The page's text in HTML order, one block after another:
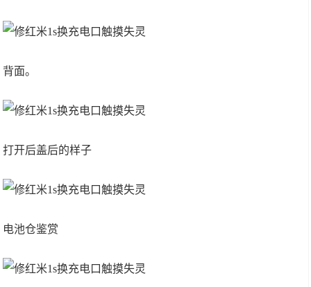
背面。
打开后盖后的样子
电池仓鉴赏